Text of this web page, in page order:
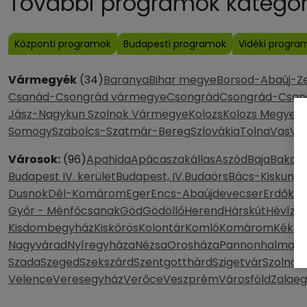
Központi programok Budapesti programok Vidéki
Vármegyék (34)BaranyaBihar megyeBorsod-Abaúj-
Csanád-Csongrád vármegyeCsongrádCsongrád-
Jász-Nagykun Szolnok VármegyeKolozsKolozs Megye
SomogySzabolcs-Szatmár-BeregSzlovákiaTolnaVas
Városok: (96)ApahidaApácaszakállasAszódBaja
Budapest IV. kerületBudapest, IV.BudaörsBács-Kiskun,
DusnokDél-KomáromEgerEncs-Abaújdevecser
Győr - MénfőcsanakGödGödöllőHerendHárskútHévíz
KisdombegyházKiskőrösKolontárKomlóKomáromKék
NagyváradNyíregyházaNézsaOrosházaPannonhalma
SzadaSzegedSzekszárdSzentgotthárdSzigetvárSzolnok
VelenceVeresegyházVerőceVeszprémVárosföld